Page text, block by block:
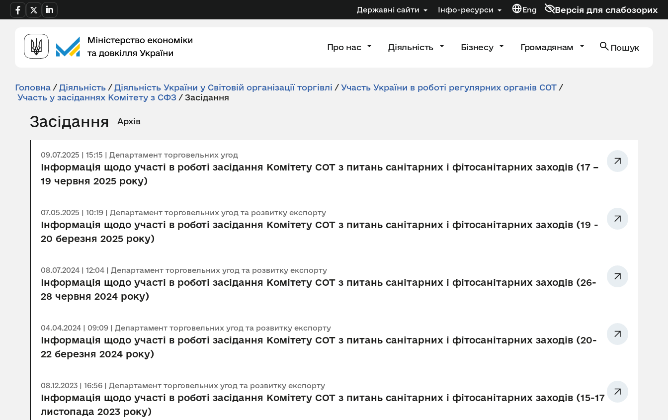
Державні сайти Інфо-ресурси Eng Версія для слабозорих
Про нас Діяльність Бізнесу Громадянам Пошук
Головна / Діяльність / Діяльність України у Світовій організації торгівлі / Участь України в роботі регулярних органів СОТ /
Участь у засіданнях Комітету з СФЗ / Засідання
Засідання Архів
09.07.2025 | 15:15 | Департамент торговельних угод
Інформація щодо участі в роботі засідання Комітету СОТ з питань санітарних і фітосанітарних заходів (17 –
19 червня 2025 року)
07.05.2025 | 10:19 | Департамент торговельних угод та розвитку експорту
Інформація щодо участі в роботі засідання Комітету СОТ з питань санітарних і фітосанітарних заходів (19 -
20 березня 2025 року)
08.07.2024 | 12:04 | Департамент торговельних угод та розвитку експорту
Інформація щодо участі в роботі засідання Комітету СОТ з питань санітарних і фітосанітарних заходів (26-
28 червня 2024 року)
04.04.2024 | 09:09 | Департамент торговельних угод та розвитку експорту
Інформація щодо участі в роботі засідання Комітету СОТ з питань санітарних і фітосанітарних заходів (20-
22 березня 2024 року)
08.12.2023 | 16:56 | Департамент торговельних угод та розвитку експорту
Інформація щодо участі в роботі засідання Комітету СОТ з питань санітарних і фітосанітарних заходів (15-17
листопада 2023 року)